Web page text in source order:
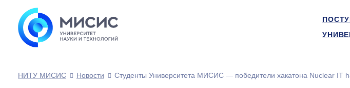
НИТУ МИСИС
Новости Студенты Университета МИСИС — победители хакатона Nuclear IT